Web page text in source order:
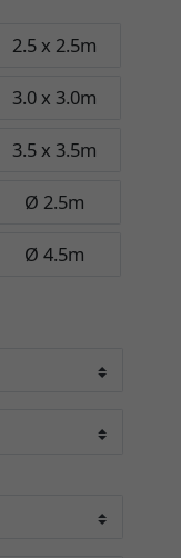
2.5 x 2.5m
3.0 x 3.0m
3.5 x 3.5m
Ø 2.5m
Ø 4.5m